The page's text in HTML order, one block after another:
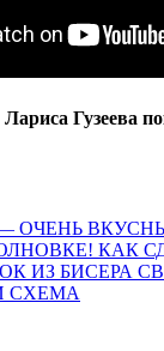
Гузеева
— ОЧЕНЬ
КАК
ИЗ БИСЕРА
СХЕМА